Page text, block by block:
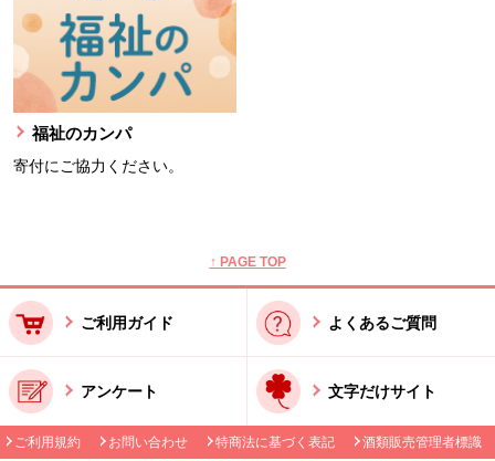
福祉のカンパ
寄付にご協力ください。
↑ PAGE TOP
ご利用ガイド よくあるご質問
アンケート 文字だけサイト
ご利用規約 お問い合わせ 特商法に基づく表記 酒類販売管理者標識